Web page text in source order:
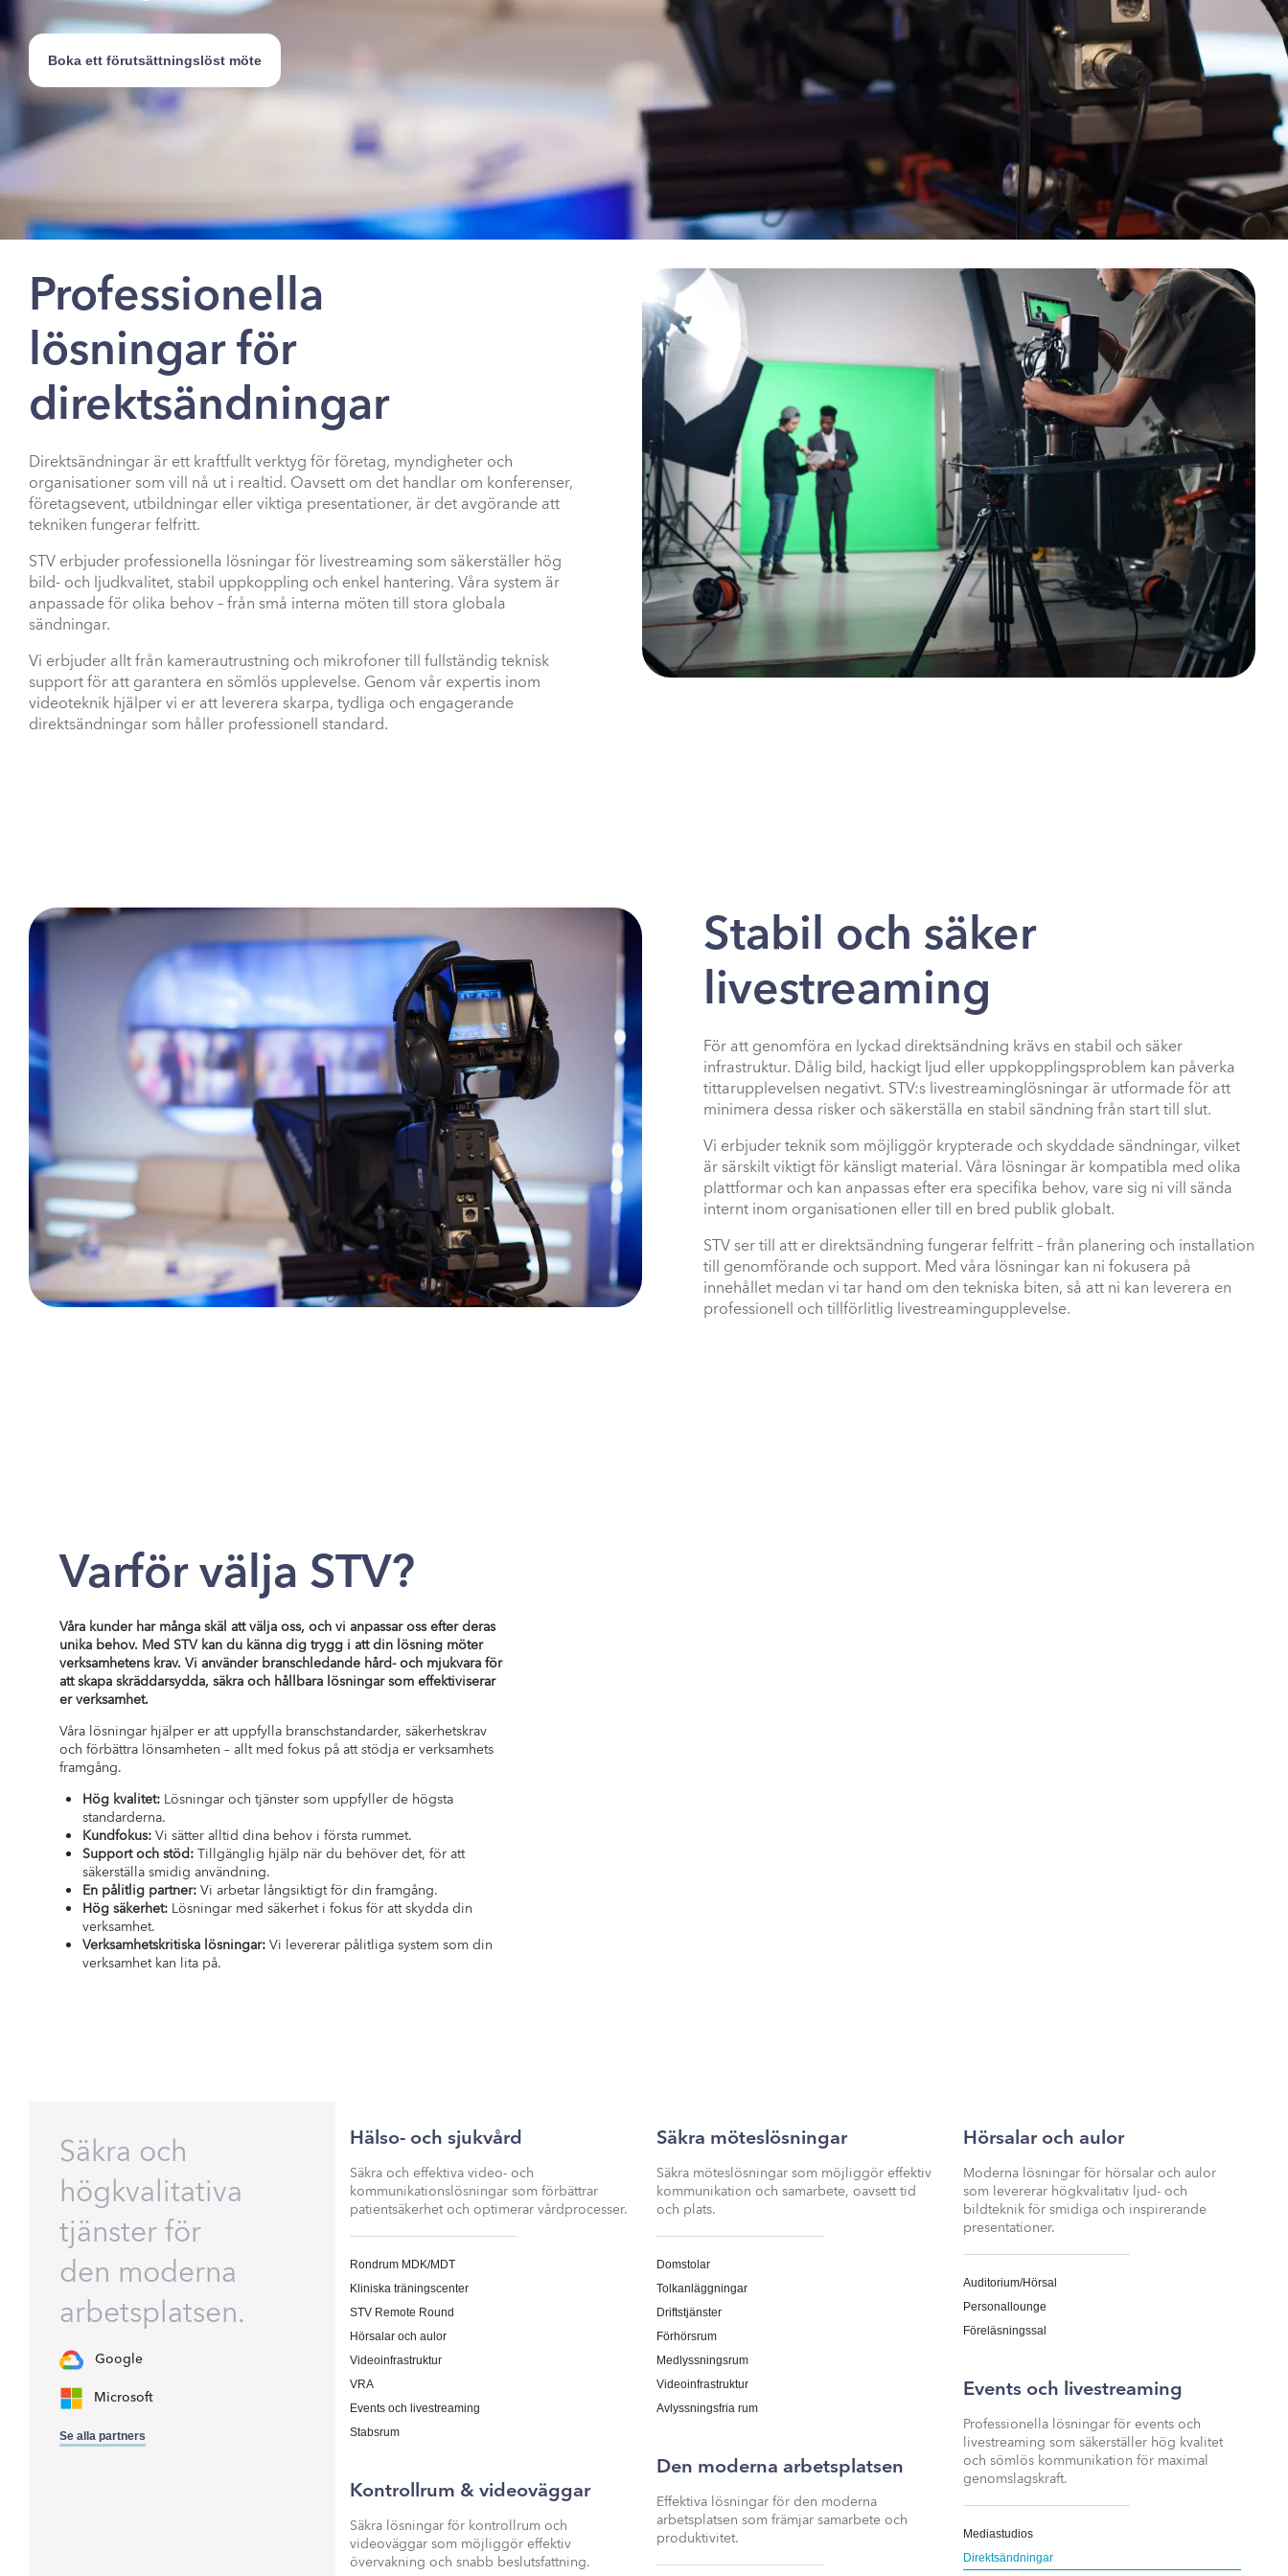
Boka ett förutsättningslöst möte
Professionella
lösningar för
direktsändningar
Direktsändningar är ett kraftfullt verktyg för företag, myndigheter och
organisationer som vill nå ut i realtid. Oavsett om det handlar om konferenser,
företagsevent, utbildningar eller viktiga presentationer, är det avgörande att
tekniken fungerar felfritt.
STV erbjuder professionella lösningar för livestreaming som säkerställer hög
bild- och ljudkvalitet, stabil uppkoppling och enkel hantering. Våra system är
anpassade för olika behov – från små interna möten till stora globala
sändningar.
Vi erbjuder allt från kamerautrustning och mikrofoner till fullständig teknisk
support för att garantera en sömlös upplevelse. Genom vår expertis inom
videoteknik hjälper vi er att leverera skarpa, tydliga och engagerande
direktsändningar som håller professionell standard.
Stabil och säker
livestreaming
För att genomföra en lyckad direktsändning krävs en stabil och säker
infrastruktur. Dålig bild, hackigt ljud eller uppkopplingsproblem kan påverka
tittarupplevelsen negativt. STV:s livestreaminglösningar är utformade för att
minimera dessa risker och säkerställa en stabil sändning från start till slut.
Vi erbjuder teknik som möjliggör krypterade och skyddade sändningar, vilket
är särskilt viktigt för känsligt material. Våra lösningar är kompatibla med olika
plattformar och kan anpassas efter era specifika behov, vare sig ni vill sända
internt inom organisationen eller till en bred publik globalt.
STV ser till att er direktsändning fungerar felfritt – från planering och installation
till genomförande och support. Med våra lösningar kan ni fokusera på
innehållet medan vi tar hand om den tekniska biten, så att ni kan leverera en
professionell och tillförlitlig livestreamingupplevelse.
Varför välja STV?
Våra kunder har många skäl att välja oss, och vi anpassar oss efter deras
unika behov. Med STV kan du känna dig trygg i att din lösning möter
verksamhetens krav. Vi använder branschledande hård- och mjukvara för
att skapa skräddarsydda, säkra och hållbara lösningar som effektiviserar
er verksamhet.
Våra lösningar hjälper er att uppfylla branschstandarder, säkerhetskrav
och förbättra lönsamheten – allt med fokus på att stödja er verksamhets
framgång.
Hög kvalitet:Lösningar och tjänster som uppfyller de högsta
standarderna.
Kundfokus:Vi sätter alltid dina behov i första rummet.
Support och stöd:Tillgänglig hjälp när du behöver det, för att
säkerställa smidig användning.
En pålitlig partner:Vi arbetar långsiktigt för din framgång.
Hög säkerhet:Lösningar med säkerhet i fokus för att skydda din
verksamhet.
Verksamhetskritiska lösningar:Vi levererar pålitliga system som din
verksamhet kan lita på.
Säkra och
högkvalitativa
tjänster för
den moderna
arbetsplatsen.
Google
Microsoft
Se alla partners
Inactive
Hälso- och sjukvård
Säkra och effektiva video- och
kommunikationslösningar som förbättrar
patientsäkerhet och optimerar vårdprocesser.​
Rondrum MDK/MDT
Kliniska träningscenter
STV Remote Round
Hörsalar och aulor
Videoinfrastruktur
VRA
Events och livestreaming
Stabsrum
Kontrollrum & videoväggar
Säkra lösningar för kontrollrum och
videoväggar som möjliggör effektiv
övervakning och snabb beslutsfattning.​
Inactive
Säkra möteslösningar
Säkra möteslösningar som möjliggör effektiv
kommunikation och samarbete, oavsett tid
och plats.​
Domstolar
Tolkanläggningar
Driftstjänster
Förhörsrum
Medlyssningsrum
Videoinfrastruktur
Avlyssningsfria rum
Den moderna arbetsplatsen
Effektiva lösningar för den moderna
arbetsplatsen som främjar samarbete och
produktivitet.​
Inactive
Hörsalar och aulor​
Moderna lösningar för hörsalar och aulor
som levererar högkvalitativ ljud- och
bildteknik för smidiga och inspirerande
presentationer.​
Auditorium/Hörsal
Personallounge
Föreläsningssal
Events och livestreaming​
Professionella lösningar för events och
livestreaming som säkerställer hög kvalitet
och sömlös kommunikation för maximal
genomslagskraft.​
Mediastudios
Direktsändningar